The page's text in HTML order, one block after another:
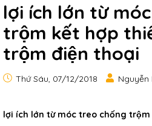
lợi ích lớn từ
trộm kết hợp
trộm điện thoại
Thứ Sáu, 07/12/2018 Nguyễn
lợi ích lớn từ móc treo chống